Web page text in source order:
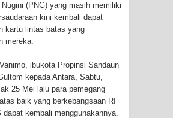
Hanguskan Satu Rumah
Asrama Polisi Sorong
di Ujung Barat Papua
Lengkap Provinsi Papua, Bumi
(PNG) yang masih memiliki
kini kembali dapat
kartu lintas batas yang
mereka.
ibukota Propinsi Sandaun
kepada Antara, Sabtu,
25 Mei lalu para pemegang
baik yang berkebangsaan RI
dapat kembali menggunakannya.